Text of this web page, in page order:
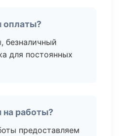
оплаты?
безналичный
для постоянных
на работы?
предоставляем